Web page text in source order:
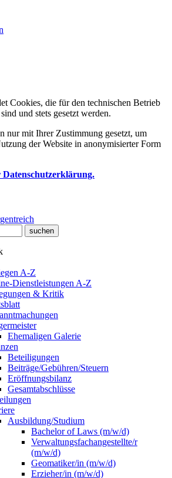
Cookies, die für den technischen Betrieb
und stets gesetzt werden.
nur mit Ihrer Zustimmung gesetzt, um
der Website in anonymisierter Form
A-Z
Dienstleistungen A-Z
& Kritik
Ehemaligen Galerie
Beteiligungen
Beiträge/Gebühren/Steuern
Eröffnungsbilanz
Gesamtabschlüsse
Ausbildung/Studium
Bachelor of Laws (m/w/d)
Verwaltungsfachangestellte/r
(m/w/d)
Geomatiker/in (m/w/d)
Erzieher/in (m/w/d)